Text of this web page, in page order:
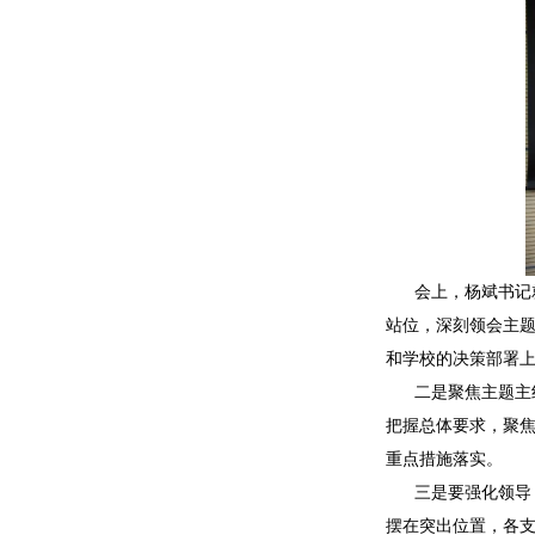
会上，杨斌书
站位，深刻领会主
和学校的决策部署
二是聚焦主题
把握总体要求，聚
重点措施落实。
三是要强化领
摆在突出位置，各